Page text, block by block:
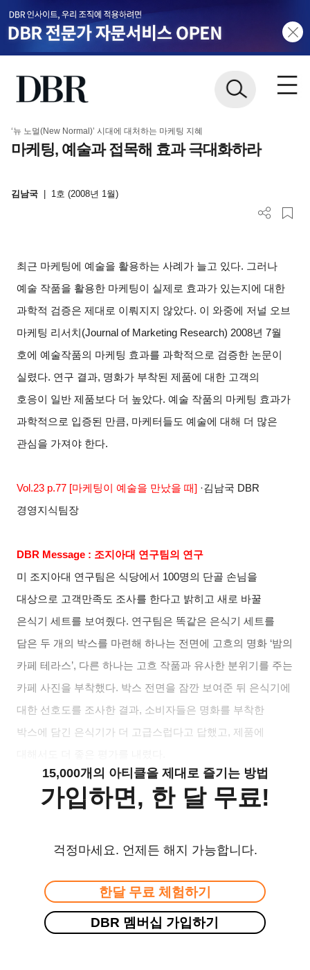
‘뉴 노멀(New Normal)’ 시대에 대처하는 마케팅 지혜
마케팅, 예술과 접목해 효과 극대화하라
김남국 1호 (2008년 1월)
최근 마케팅에 예술을 활용하는 사례가 늘고 있다. 그러나
예술 작품을 활용한 마케팅이 실제로 효과가 있는지에 대한
과학적 검증은 제대로 이뤄지지 않았다. 이 와중에 저널 오브
마케팅 리서치 (Journal of Marketing Research) 2008년 7월
호에 예술작품의 마케팅 효과를 과학적으로 검증한 논문이
실렸다. 연구 결과, 명화가 부착된 제품에 대한 고객의
호응이 일반 제품보다 더 높았다.예술 작품의 마케팅 효과가
과학적으로 입증된 만큼, 마케터들도 예술에 대해 더 많은
관심을 가져야 한다.
Vol.23 p.77 [마케팅이 예술을 만났을 때] ·김남국 DBR
경영지식팀장
DBR Message : 조지아대 연구팀의 연구
미 조지아대 연구팀은 식당에서 100명의 단골 손님을
대상으로 고객만족도 조사를 한다고 밝히고 새로 바꿀
은식기 세트를 보여줬다. 연구팀은 똑같은 은식기 세트를
담은 두 개의 박스를 마련해 하나는 전면에 고흐의 명화 ‘밤의
카페 테라스’, 다른 하나는 고흐 작품과 유사한 분위기를 주는
카페 사진을 부착했다. 박스 전면을 잠깐 보여준 뒤 은식기에
대한 선호도를 조사한 결과, 소비자들은 명화를 부착한
박스에 담긴 은식기가 더 고급스럽다고 답했고, 제품에
15,000개의 아티클을 제대로 즐기는 방법
가입하면, 한 달 무료!
걱정마세요. 언제든 해지 가능합니다.
한달 무료 체험하기
DBR 멤버십 가입하기